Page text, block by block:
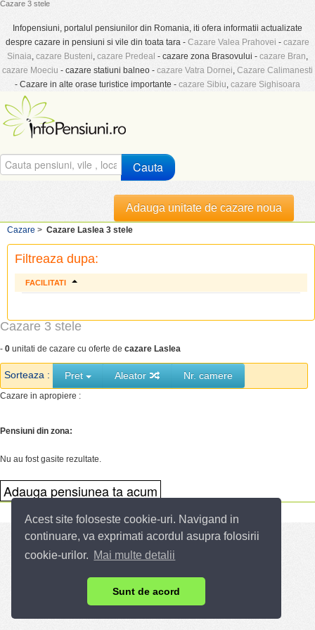
Acest site foloseste cookie-uri. Navigand in
continuare, va exprimati acordul asupra folosirii
cookie-urilor. Mai multe detalii
Sunt de acord
Cazare 3 stele
Infopensiuni, portalul pensiunilor din Romania, iti ofera informatii actualizate
despre cazare in pensiuni si vile din toata tara - Cazare Valea Prahovei - cazare
Sinaia, cazare Busteni, cazare Predeal - cazare zona Brasovului - cazare Bran,
cazare Moeciu - cazare statiuni balneo - cazare Vatra Dornei, Cazare Calimanesti
- Cazare in alte orase turistice importante - cazare Sibiu, cazare Sighisoara
Cauta
Adauga unitate de cazare noua
Cazare > Cazare Laslea 3 stele
Filtreaza dupa:
FACILITATI
Cazare 3 stele
- 0 unitati de cazare cu oferte de cazare Laslea
Sorteaza : Pret Aleator Nr. camere
Cazare in apropiere :
Pensiuni din zona:
Nu au fost gasite rezultate.